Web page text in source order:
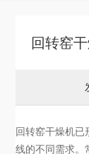
回转窑
回转窑干燥机
线的不同需求